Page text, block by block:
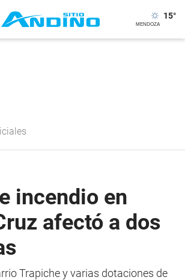
15°
incendio en
afectó a dos
Trapiche y varias dotaciones de